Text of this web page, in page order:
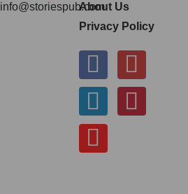
info@storiespub.comAbout Us
Privacy Policy